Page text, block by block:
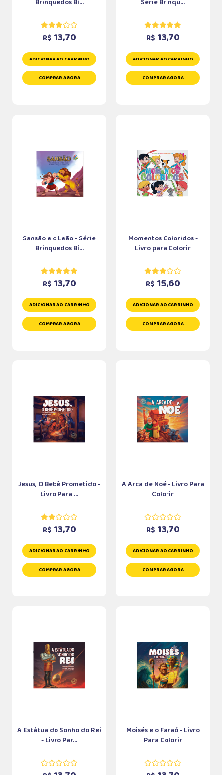
Brinquedos Bí...
R$ 13,70
ADICIONAR AO CARRINHO
COMPRAR AGORA
Série Brinqu...
R$ 13,70
ADICIONAR AO CARRINHO
COMPRAR AGORA
Sansão e o Leão - Série
Brinquedos Bí...
R$ 13,70
ADICIONAR AO CARRINHO
COMPRAR AGORA
Momentos Coloridos -
Livro para Colorir
R$ 15,60
ADICIONAR AO CARRINHO
COMPRAR AGORA
Jesus, O Bebê Prometido -
Livro Para ...
R$ 13,70
ADICIONAR AO CARRINHO
COMPRAR AGORA
A Arca de Noé - Livro Para
Colorir
R$ 13,70
ADICIONAR AO CARRINHO
COMPRAR AGORA
A Estátua do Sonho do Rei
- Livro Par...
Moisés e o Faraó - Livro
Para Colorir